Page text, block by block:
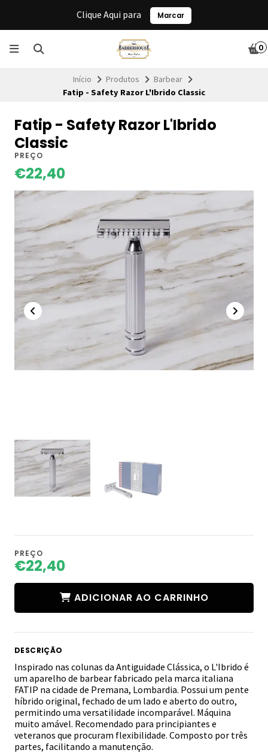
Clique Aqui para Marcar
0
Início Produtos
Barbear
Fatip - Safety Razor L'Ibrido Classic
Fatip - Safety Razor L'Ibrido
Classic
PREÇO
€22,40
PREÇO
€22,40
ADICIONAR AO CARRINHO
DESCRIÇÃO
Inspirado nas colunas da Antiguidade Clássica, o L'Ibrido é
um aparelho de barbear fabricado pela marca italiana
FATIP na cidade de Premana, Lombardia. Possui um pente
híbrido original, fechado de um lado e aberto do outro,
permitindo uma versatilidade incomparável. Máquina
muito amável. Recomendado para principiantes e
veteranos que procuram flexibilidade. Composto por três
partes, facilitando a manutenção.